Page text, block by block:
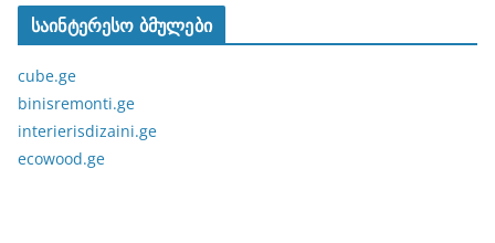
საინტერესო ბმულები
cube.ge
binisremonti.ge
interierisdizaini.ge
ecowood.ge